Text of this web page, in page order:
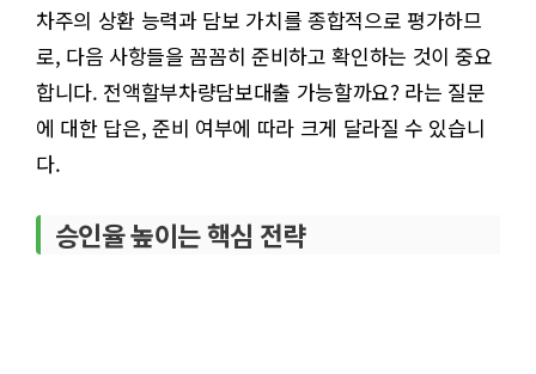
차주의 상환 능력과 담보 가치를 종합적으로 평가하므
로, 다음 사항들을 꼼꼼히 준비하고 확인하는 것이 중요
합니다. 전액할부차량담보대출 가능할까요? 라는 질문
에 대한 답은, 준비 여부에 따라 크게 달라질 수 있습니
다.
승인율 높이는 핵심 전략